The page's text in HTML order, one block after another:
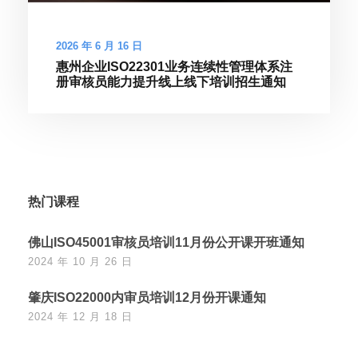
2026 年 6 月 16 日
惠州企业ISO22301业务连续性管理体系注
册审核员能力提升线上线下培训招生通知
热门课程
佛山ISO45001审核员培训11月份公开课开班通知
2024 年 10 月 26 日
肇庆ISO22000内审员培训12月份开课通知
2024 年 12 月 18 日